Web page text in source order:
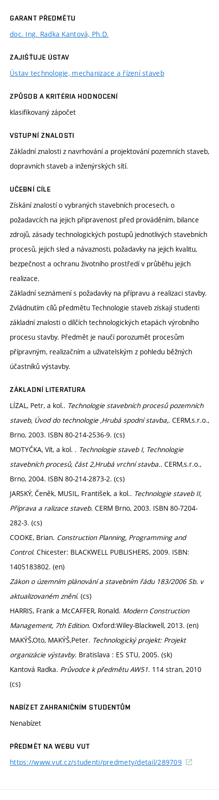
GARANT PŘEDMĚTU
doc. Ing. Radka Kantová, Ph.D.
ZAJIŠŤUJE ÚSTAV
Ústav technologie, mechanizace a řízení staveb
ZPŮSOB A KRITÉRIA HODNOCENÍ
klasifikovaný zápočet
VSTUPNÍ ZNALOSTI
Základní znalosti z navrhování a projektování pozemních staveb,
dopravních staveb a inženýrských sítí.
UČEBNÍ CÍLE
Získání znalostí o vybraných stavebních procesech, o
požadavcích na jejich připravenost před prováděním, bilance
zdrojů, zásady technologických postupů jednotlivých stavebních
procesů, jejich sled a návaznosti, požadavky na jejich kvalitu,
bezpečnost a ochranu životního prostředí v průběhu jejich
realizace.
Základní seznámení s požadavky na přípravu a realizaci stavby.
Zvládnutím cílů předmětu Technologie staveb získají studenti
základní znalosti o dílčích technologických etapách výrobního
procesu stavby. Předmět je naučí porozumět procesům
přípravným, realizačním a uživatelským z pohledu běžných
účastníků výstavby.
ZÁKLADNÍ LITERATURA
LÍZAL, Petr, a kol.. Technologie stavebních procesů pozemních
staveb, Úvod do technologie ,Hrubá spodní stavba,. CERM,s.r.o.,
Brno, 2003. ISBN 80-214-2536-9. (cs)
MOTYČKA, Vít, a kol. . Technologie staveb I, Technologie
stavebních procesů, část 2,Hrubá vrchní stavba.. CERM,s.r.o.,
Brno, 2004. ISBN 80-214-2873-2. (cs)
JARSKÝ, Čeněk, MUSIL, František, a kol.. Technologie staveb II,
Příprava a ralizace staveb. CERM Brno, 2003. ISBN 80-7204-
282-3. (cs)
COOKE, Brian. Construction Planning, Programming and
Control. Chicester: BLACKWELL PUBLISHERS, 2009. ISBN:
1405183802. (en)
Zákon o územním plánování a stavebním řádu 183/2006 Sb. v
aktualizovaném znění. (cs)
HARRIS, Frank a McCAFFER, Ronald. Modern Construction
Management, 7th Edition. Oxford:Wiley-Blackwell, 2013. (en)
MAKÝŠ,Oto, MAKÝŠ,Peter. Technologický projekt: Projekt
organizácie výstavby. Bratislava : ES STU, 2005. (sk)
Kantová Radka. Průvodce k předmětu AW51. 114 stran, 2010
(cs)
NABÍZET ZAHRANIČNÍM STUDENTŮM
Nenabízet
PŘEDMĚT NA WEBU VUT
https://www.vut.cz/studenti/predmety/detail/289709